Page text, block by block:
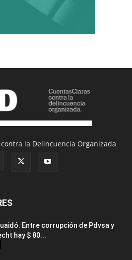
la Delincuencia Organizada
Entre corrupción de Pdvsa y
hay $ 80...